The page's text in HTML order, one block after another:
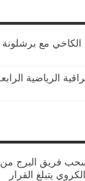
الكاخي مع
الرياضية
فريق البرج من
يتبلغ القرار